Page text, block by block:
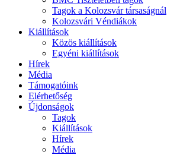
Tagok a Kolozsvár társaságnál
Kolozsvári Véndiákok
Kiállítások
Közös kiállítások
Egyéni kiállítások
Hírek
Média
Támogatóink
Elérhetőség
Újdonságok
Tagok
Kiállítások
Hírek
Média